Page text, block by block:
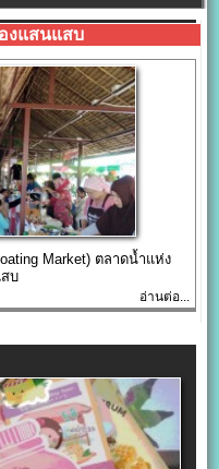
งแสนแสบ
Market) ตลาดน้ำแห่ง
บ
อ่านต่อ...